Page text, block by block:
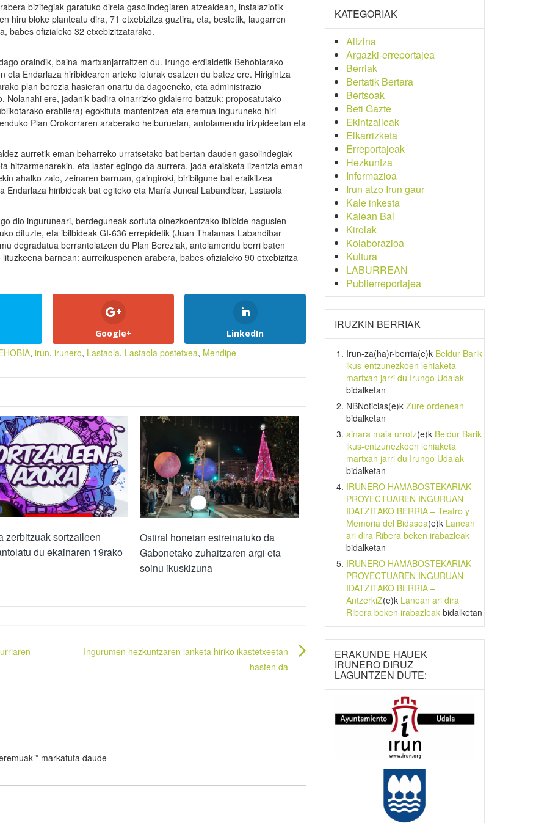
bizitegiak garatuko direla gasolindegiaren atzealdean, instalaziotik
hiru bloke planteatu dira, 71 etxebizitza guztira, eta, bestetik, laugarren
babes ofizialeko 32 etxebizitzatarako.
oraindik, baina martxanjarraitzen du. Irungo erdialdetik Behobiarako
eta Endarlaza hiribidearen arteko loturak osatzen du batez ere. Hirigintza
plan berezia hasieran onartu da dagoeneko, eta administrazio
ere, jadanik badira oinarrizko gidalerro batzuk: proposatutako
erabilera) egokituta mantentzea eta eremua inguruneko hiri
Plan Orokorraren araberako helburuetan, antolamendu irizpideetan eta
aurretik eman beharreko urratsetako bat bertan dauden gasolindegiak
hitzarmenarekin, eta laster egingo da aurrera, jada eraisketa lizentzia eman
ahalko zaio, zeinaren barruan, gaingiroki, biribilgune bat eraikitzea
hiribideak bat egiteko eta María Juncal Labandibar, Lastaola
dio inguruneari, berdeguneak sortuta oinezkoentzako ibilbide nagusien
dituzte, eta ibilbideak GI-636 errepidetik (Juan Thalamas Labandibar
degradatua berrantolatzen du Plan Bereziak, antolamendu berri baten
barnean: aurreikuspenen arabera, babes ofizialeko 90 etxebizitza
Google+ LinkedIn
, irun, irunero, Lastaola, Lastaola postetxea, Mendipe
zerbitzuak sortzaileen
du ekainaren 19rako
Ostiral honetan estreinatuko da
Gabonetako zuhaitzaren argi eta
soinu ikuskizuna
Ingurumen hezkuntzaren lanketa hiriko ikastetxeetan
hasten da
* markatuta daude
KATEGORIAK
Aitzina
Argazki-erreportajea
Berriak
Bertatik Bertara
Bertsoak
Beti Gazte
Ekintzaileak
Elkarrizketa
Erreportajeak
Hezkuntza
Informazioa
Irun atzo Irun gaur
Kale inkesta
Kalean Bai
Kirolak
Kolaborazioa
Kultura
LABURREAN
Publierreportajea
IRUZKIN BERRIAK
Irun-za(ha)r-berria(e)k Beldur Barik
ikus-entzunezkoen lehiaketa
martxan jarri du Irungo Udalak
bidalketan
NBNoticias(e)k Zure ordenean
bidalketan
ainara maia urrotz(e)k Beldur Barik
ikus-entzunezkoen lehiaketa
martxan jarri du Irungo Udalak
bidalketan
IRUNERO HAMABOSTEKARIAK
PROYECTUAREN INGURUAN
IDATZITAKO BERRIA – Teatro y
Memoria del Bidasoa(e)k Lanean
ari dira Ribera beken irabazleak
bidalketan
IRUNERO HAMABOSTEKARIAK
PROYECTUAREN INGURUAN
IDATZITAKO BERRIA –
AntzerkiZ(e)k Lanean ari dira
Ribera beken irabazleakbidalketan
ERAKUNDE HAUEK
IRUNERO DIRUZ
LAGUNTZEN DUTE: